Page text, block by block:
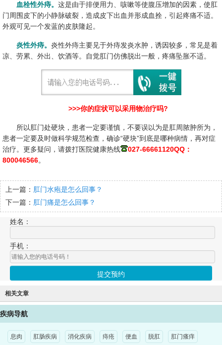
血栓性外痔。 这是由于排便用力、咳嗽等使腹压增加的因素，使肛
门周围皮下的小静脉破裂，造成皮下出血并形成血拴，引起疼痛不适。
外观可见一个发蓝的皮肤隆起。
炎性外痔。 炎性外痔主要见于外痔发炎水肿，诱因较多，常见是着
凉、劳累、外出、饮酒等。自觉肛门仿佛脱出一般，疼痛坠胀不适。
>>>你的症状可以采用物治疗吗?
所以肛门处硬块，患者一定要谨慎，不要误以为是肛周脓肿所为，
患者一定要及时做科学规范检查，确诊“硬块”到底是哪种病情，再对症
治疗。更多疑问，请拨打医院健康热线
027-66661120QQ：
800046566。
上一篇： 肛门水疱是怎么回事？
下一篇： 肛门痛是怎么回事？
姓名：
手机：
相关文章
疾病导航
息肉 肛肠疾病 消化疾病 痔疮 便血 脱肛 肛门瘙痒